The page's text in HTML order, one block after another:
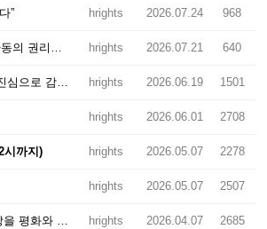
” hrights 2026.07.24 968
[공동성명] 중대범죄를 이유로 한 조건부 ‘촉법소년’ 연령 하향은 아동의 권리를 후퇴시키고 아동친화적 사법 원칙에 역행합니다. hrights 2026.07.21 640
교도소 수용자를 위한 [평화인문학] 과정에 함께 해주신 여러분께 진심으로 감사드립니다. hrights 2026.06.19 1501
hrights 2026.06.01 2708
시까지) hrights 2026.05.07 2278
hrights 2026.05.07 2507
[성명]동두천 옛 성병관리소 철거계획을 중단하고, 국가폭력의 현장을 평화와 인권의 공간으로 보존하라. hrights 2026.04.07 2685